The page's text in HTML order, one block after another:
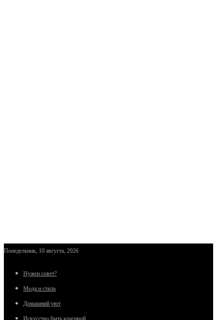
Понедельник, 10 августа, 2026
Нужен совет?
Мода и стиль
Домашний уют
Искусство быть красивой